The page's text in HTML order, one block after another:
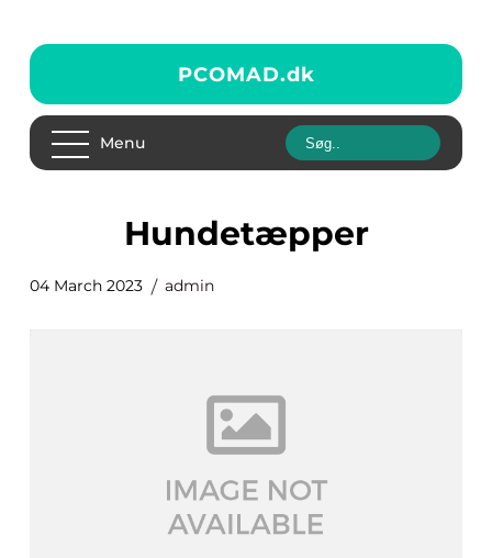
PCOMAD.dk
Menu
hundetæpper
04 March 2023 admin